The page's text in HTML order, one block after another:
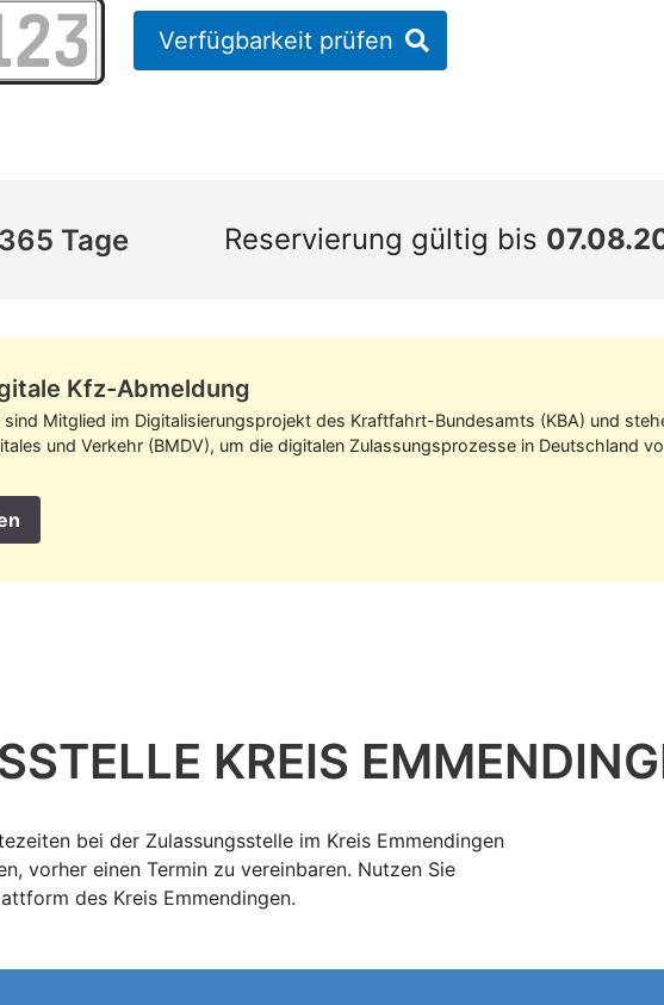
Verfügbarkeit prüfen
Tage Reservierung gültig bis
Kfz-Abmeldung
sind Mitglied im Digitalisierungs­projekt des Kraft­fahrt-Bundes­amts (KBA) und
und Verkehr (BMDV), um die digitalen Zulassungs­prozesse in Deutschland
KREIS
bei der Zulassungsstelle im Kreis Emmendingen
vorher einen Termin zu vereinbaren. Nutzen Sie
des Kreis Emmendingen.